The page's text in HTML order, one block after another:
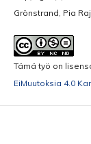
Grönstrand, Pia
Tämä työ on
EiMuutoksia 4.0